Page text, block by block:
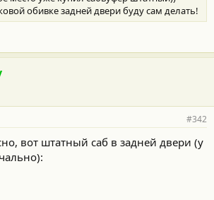
обивке задней двери буду сам делать!
#342
вот штатный саб в задней двери (у